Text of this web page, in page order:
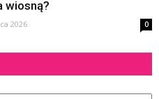
wiosną?
2026 0